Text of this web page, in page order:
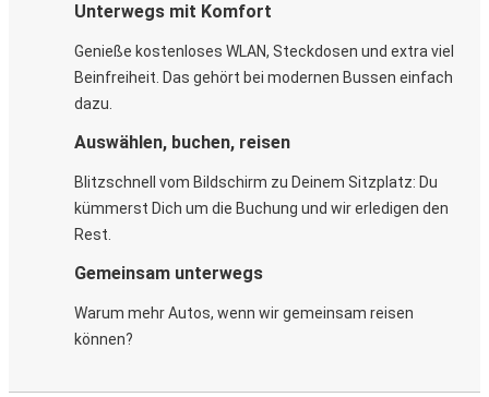
Unterwegs mit Komfort
Genieße kostenloses WLAN, Steckdosen und extra viel
Beinfreiheit. Das gehört bei modernen Bussen einfach
dazu.
Auswählen, buchen, reisen
Blitzschnell vom Bildschirm zu Deinem Sitzplatz: Du
kümmerst Dich um die Buchung und wir erledigen den
Rest.
Gemeinsam unterwegs
Warum mehr Autos, wenn wir gemeinsam reisen
können?